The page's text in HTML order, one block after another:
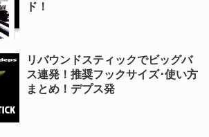
ド！
リバウンドスティックでビッグバ
ス連発！推奨フックサイズ･使い方
まとめ！デプス発